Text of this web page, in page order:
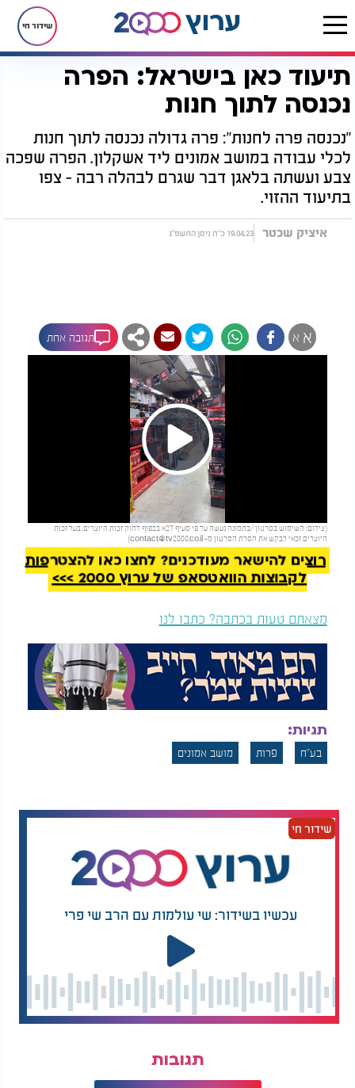
שידור חי
דף הבית רץ בוואטסאפ תיעוד כאן בישראל: הפרה נכנסה לתוך חנות
תיעוד כאן בישראל: הפרה
נכנסה לתוך חנות
"נכנסה פרה לחנות": פרה גדולה נכנסה לתוך חנות
לכלי עבודה במושב אמונים ליד אשקלון. הפרה שפכה
צבע ועשתה בלאגן דבר שגרם לבהלה רבה - צפו
בתיעוד ההזוי.
איציק שכטר 19.04.23 כ"ח ניסן התשפ"ג
א א תגובה אחת
Play
Video
(צילום: השימוש בסרטון /בתמונה נעשה על פי סעיף 27א בכפוף לחוק זכות היוצרים. בעל זכות
היוצרים זכאי לבקש את הסרת הסרטון מ- contact@tv2000.co.il
)
להמשך קריאה
רוצים להישאר מעודכנים? לחצו כאן להצטרפות
לקבוצות הוואטסאפ של ערוץ 2000 >>>
מצאתם טעות בכתבה? כתבו לנו
תגיות:
בע"ח פרות מושב אמונים
שידור חי
עכשיו בשידור: שי עולמות עם הרב שי פרי
תגובות